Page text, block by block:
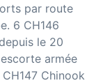
par route
6 CH146
le 20
armée
Chinook